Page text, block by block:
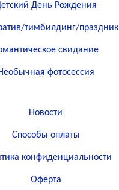
День Рождения
тимбилдинг/праздник
свидание
фотосессия
Новости
Способы оплаты
конфиденциальности
Оферта